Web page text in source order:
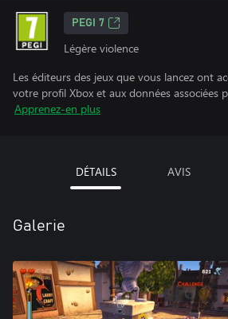
PEGI 7
Légère violence
Les éditeurs des jeux que vous lancez ont
votre profil Xbox et aux données associées
Apprenez-en plus
DÉTAILS AVIS
Galerie